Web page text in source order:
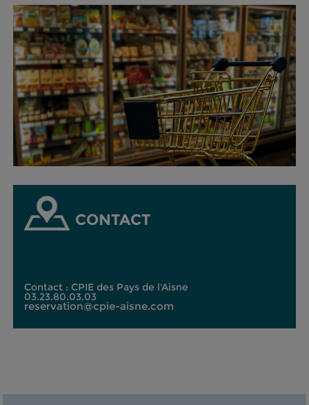
CONTACT
Contact : CPIE des Pays de l'Aisne
03.23.80.03.03
reservation@cpie-aisne.com